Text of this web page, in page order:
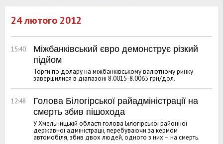
24 лютого 2012
15:40
Міжбанківський євро демонструє різкий
підйом
Торги по долару на міжбанківському валютному ринку
завершилися в діапазоні 8.0015-8.0065 грн/дол.
12:48
Голова Білогірської райадміністрації на
смерть збив пішохода
У Хмельницькій області голова Білогірської районної
державної адміністрації, перебуваючи за кермом
автомобіля, збив двох людей, одного з них – на смерть.